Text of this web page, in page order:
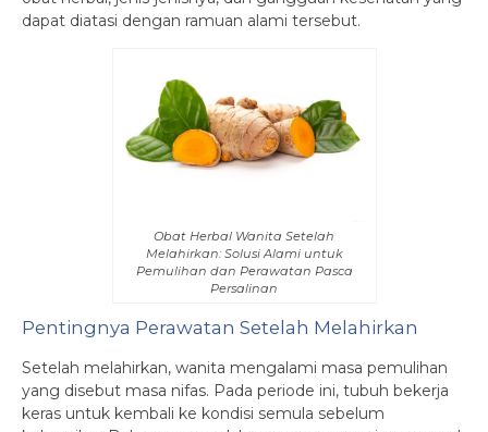
dapat diatasi dengan ramuan alami tersebut.
Obat Herbal Wanita Setelah
Melahirkan: Solusi Alami untuk
Pemulihan dan Perawatan Pasca
Persalinan
Pentingnya Perawatan Setelah Melahirkan
Setelah melahirkan, wanita mengalami masa pemulihan
yang disebut masa nifas. Pada periode ini, tubuh bekerja
keras untuk kembali ke kondisi semula sebelum